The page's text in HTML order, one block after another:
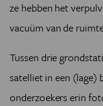
ze hebben het
vacuüm van de
Tussen drie
satelliet in een (lage)
onderzoekers erin